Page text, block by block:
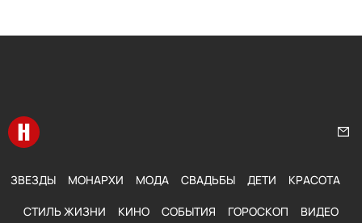
Перейти на главную
ЗВЕЗДЫ МОНАРХИ МОДА СВАДЬБЫ ДЕТИ КРАСОТА
СТИЛЬ ЖИЗНИ КИНО СОБЫТИЯ ГОРОСКОП ВИДЕО